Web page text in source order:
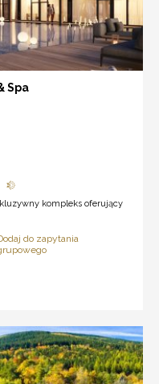
Spa
kompleks oferujący